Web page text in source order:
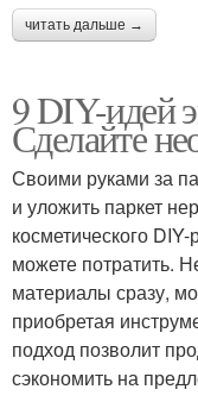
читать дальше →
9 DIY-идей
Сделайте
Своими руками за
и уложить паркет
косметического
можете потратить.
материалы сразу,
приобретая
подход позволит
сэкономить на